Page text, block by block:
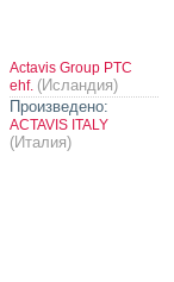
Actavis Group PTC
ehf. (Исландия)
Произведено:
ACTAVIS ITALY
(Италия)